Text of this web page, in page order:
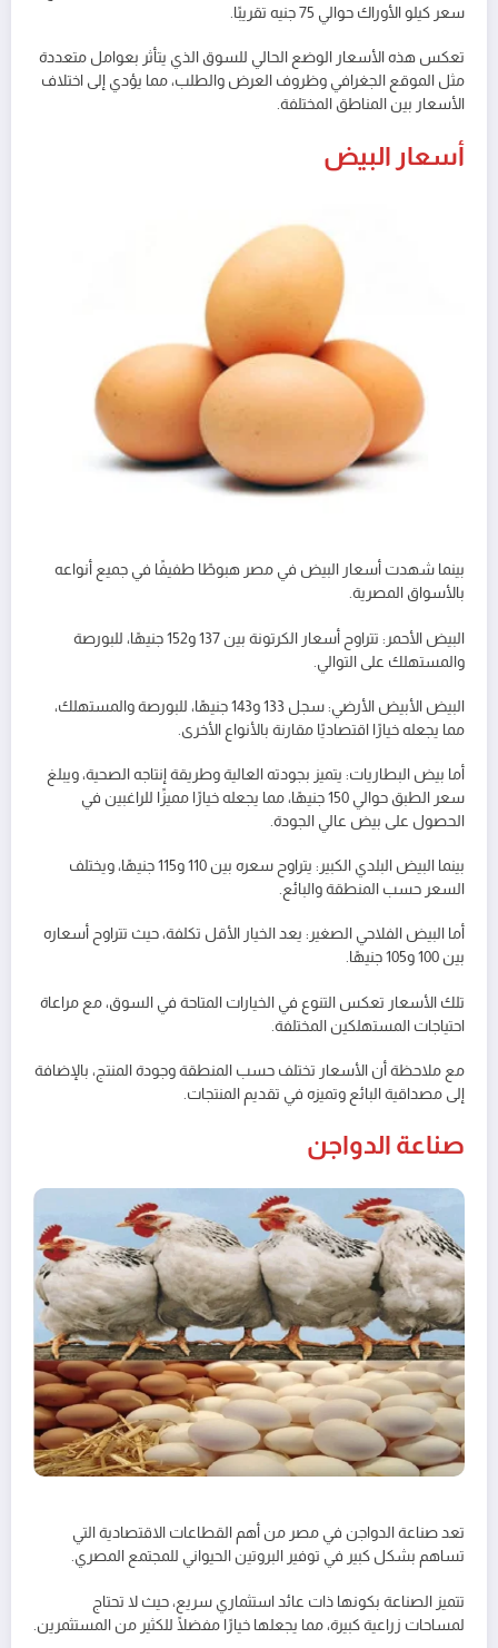
سعر كيلو الأوراك حوالي 75 جنيه تقريبًا.
تعكس هذه الأسعار الوضع الحالي للسوق الذي يتأثر بعوامل متعددة
مثل الموقع الجغرافي وظروف العرض والطلب، مما يؤدي إلى اختلاف
الأسعار بين المناطق المختلفة.
أسعار البيض
بينما شهدت أسعار البيض في مصر هبوطًا طفيفًا في جميع أنواعه
بالأسواق المصرية.
البيض الأحمر: تتراوح أسعار الكرتونة بين 137 و152 جنيهًا، للبورصة
والمستهلك على التوالي.
البيض الأبيض الأرضي: سجل 133 و143 جنيهًا، للبورصة والمستهلك،
مما يجعله خيارًا اقتصاديًا مقارنة بالأنواع الأخرى.
أما بيض البطاريات: يتميز بجودته العالية وطريقة إنتاجه الصحية، ويبلغ
سعر الطبق حوالي 150 جنيهًا، مما يجعله خيارًا مميزًا للراغبين في
الحصول على بيض عالي الجودة.
بينما البيض البلدي الكبير: يتراوح سعره بين 110 و115 جنيهًا، ويختلف
السعر حسب المنطقة والبائع.
أما البيض الفلاحي الصغير: يعد الخيار الأقل تكلفة، حيث تتراوح أسعاره
بين 100 و105 جنيهًا.
تلك الأسعار تعكس التنوع في الخيارات المتاحة في السوق، مع مراعاة
احتياجات المستهلكين المختلفة.
مع ملاحظة أن الأسعار تختلف حسب المنطقة وجودة المنتج، بالإضافة
إلى مصداقية البائع وتميزه في تقديم المنتجات.
صناعة الدواجن
تعد صناعة الدواجن في مصر من أهم القطاعات الاقتصادية التي
تساهم بشكل كبير في توفير البروتين الحيواني للمجتمع المصري.
تتميز الصناعة بكونها ذات عائد استثماري سريع، حيث لا تحتاج
لمساحات زراعية كبيرة، مما يجعلها خيارًا مفضلًا للكثير من المستثمرين.